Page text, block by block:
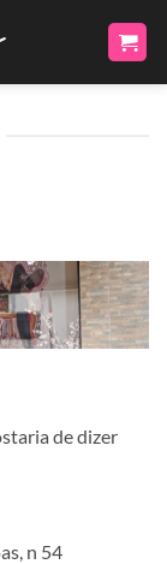
de dizer
n 54